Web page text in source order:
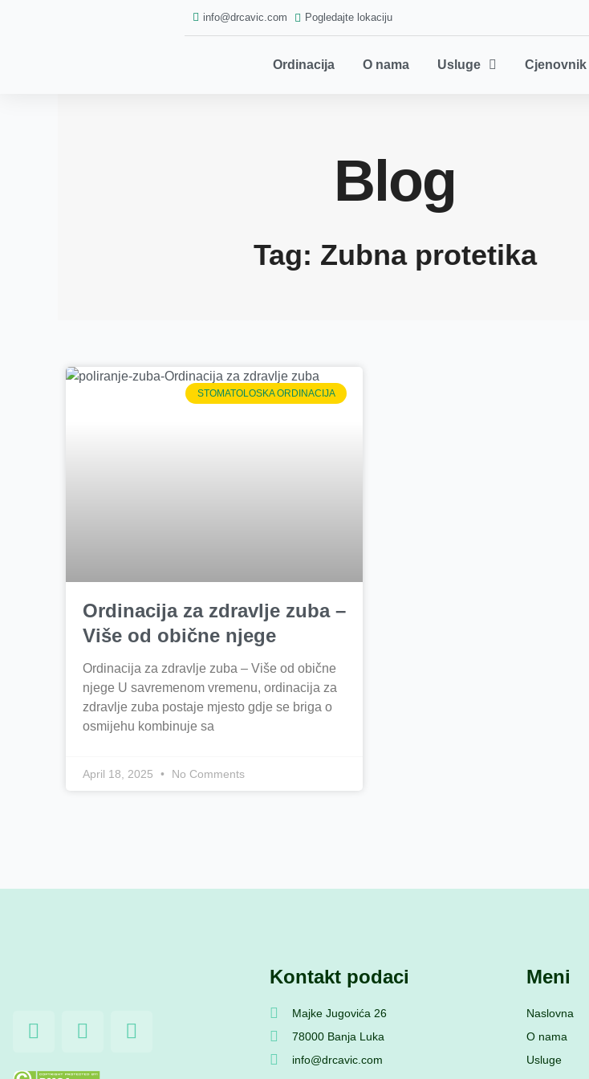
info@drcavic.com Pogledajte lokaciju
Ordinacija O nama Usluge Cjenovnik
Blog
Tag: Zubna protetika
STOMATOLOSKA ORDINACIJA
Ordinacija za zdravlje zuba –
Više od obične njege
Ordinacija za zdravlje zuba – Više od obične
njege U savremenom vremenu, ordinacija za
zdravlje zuba postaje mjesto gdje se briga o
osmijehu kombinuje sa
April 18, 2025 No Comments
F
a
I
n
Y
o
Kontakt podaci
Majke Jugovića 26
78000 Banja Luka
info@drcavic.com
Meni
Naslovna
O nama
Usluge